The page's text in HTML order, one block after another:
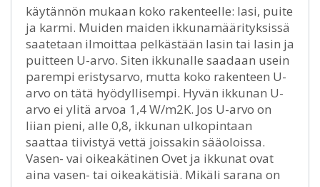
käytännön mukaan koko rakenteelle: lasi, puite
ja karmi. Muiden maiden ikkunamäärityksissä
saatetaan ilmoittaa pelkästään lasin tai lasin ja
puitteen U-arvo. Siten ikkunalle saadaan usein
parempi eristysarvo, mutta koko rakenteen U-
arvo on tätä hyödyllisempi. Hyvän ikkunan U-
arvo ei ylitä arvoa 1,4 W/m2K. Jos U-arvo on
liian pieni, alle 0,8, ikkunan ulkopintaan
saattaa tiivistyä vettä joissakin sääoloissa.
Vasen- vai oikeakätinen Ovet ja ikkunat ovat
aina vasen- tai oikeakätisiä. Mikäli sarana on